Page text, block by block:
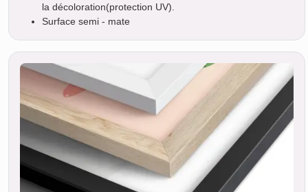
la décoloration(protection UV).
Surface semi - mate